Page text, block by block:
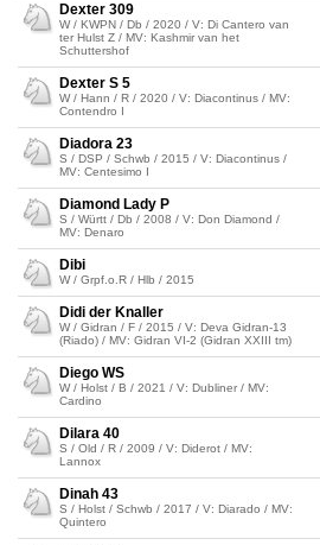
Dexter 309
W / KWPN / Db / 2020 / V: Di Cantero van
ter Hulst Z / MV: Kashmir van het
Schuttershof
Dexter S 5
W / Hann / R / 2020 / V: Diacontinus / MV:
Contendro I
Diadora 23
S / DSP / Schwb / 2015 / V: Diacontinus /
MV: Centesimo I
Diamond Lady P
S / Württ / Db / 2008 / V: Don Diamond /
MV: Denaro
Dibi
W / Grpf.o.R / Hlb / 2015
Didi der Knaller
W / Gidran / F / 2015 / V: Deva Gidran-13
(Riado) / MV: Gidran VI-2 (Gidran XXIII tm)
Diego WS
W / Holst / B / 2021 / V: Dubliner / MV:
Cardino
Dilara 40
S / Old / R / 2009 / V: Diderot / MV:
Lannox
Dinah 43
S / Holst / Schwb / 2017 / V: Diarado / MV:
Quintero